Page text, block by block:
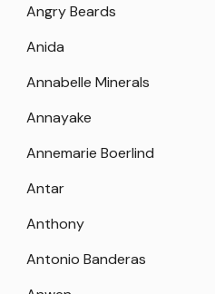
Angry Beards
Anida
Annabelle Minerals
Annayake
Annemarie Boerlind
Antar
Anthony
Antonio Banderas